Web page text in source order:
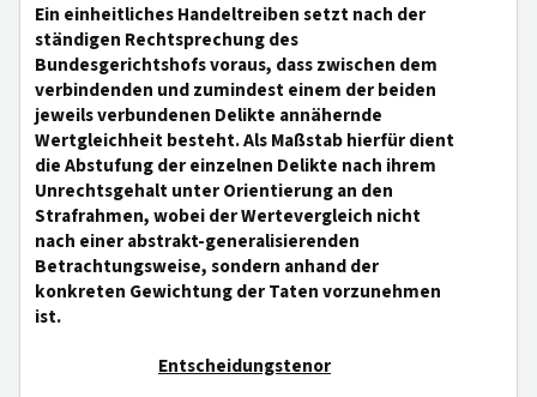
Ein einheitliches Handeltreiben setzt nach der
ständigen Rechtsprechung des
Bundesgerichtshofs voraus, dass zwischen dem
verbindenden und zumindest einem der beiden
jeweils verbundenen Delikte annähernde
Wertgleichheit besteht. Als Maßstab hierfür dient
die Abstufung der einzelnen Delikte nach ihrem
Unrechtsgehalt unter Orientierung an den
Strafrahmen, wobei der Wertevergleich nicht
nach einer abstrakt-generalisierenden
Betrachtungsweise, sondern anhand der
konkreten Gewichtung der Taten vorzunehmen
ist.
Entscheidungstenor